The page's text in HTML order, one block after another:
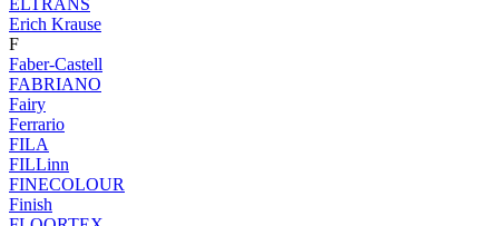
ELTRANS
Erich Krause
F
Faber-Castell
FABRIANO
Fairy
Ferrario
FILA
FILLinn
FINECOLOUR
Finish